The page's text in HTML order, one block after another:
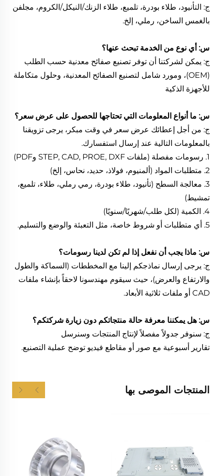
ج: التأنيود، طلاء بودرة، تلميع، طلاء الزنك/النيكل/الكروم، مجلفن
بالغمس الساخن، رملي، إلخ.
س: أي نوع من الخدمة تبحث عنها؟
ج: يمكن لشركتنا أن توفر تصنيع صفائح معدنية حسب الطلب
(OEM)، ومورد شامل لتصنيع الصفائح المعدنية، وحلول متكاملة
للأجهزة الذكية
س: ما أنواع المعلومات التي تحتاجها للحصول على عرض سعر؟
ج: من أجل إعطائك عرض سعر في وقت مبكر، يرجى تزويقنا
بالمعلومات التالية عند إرسال استفسارك.
1. رسومات مفصلة (ملفات STEP, CAD, PROE, DXF وPDF)
2. متطلبات المواد (ألمنيوم، فولاذ، حديد، نحاس، إلخ)
3. معالجة السطح (تأنيود، طلاء بودرة، رمي رملي، طلاء، تلميع،
تمشيط)
4. الكمية (لكل طلب/شهريًا/سنويًا)
5. أي متطلبات أو شروط خاصة، مثل التعبئة والوضع والتسليم.
س: ماذا يجب أن نفعل إذا لم تكن لدينا رسومات؟
ج: يرجى إرسال نماذجكم إلينا مع المخططات (السماكة والطول
والارتفاع والعرض)، حيث سيقوم مهندسونا لاحقاً بإنشاء ملفات
CAD أو ملفات ثلاثية الأبعاد.
س: هل يمكننا معرفة حالة منتجاتكم دون زيارة شركتكم؟
ج: سنوفر جدولاً مفصلاً لإنتاج المنتجات وسنرسل
تقارير أسبوعية مع صور أو مقاطع فيديو توضح عملية التصنيع.
المنتجات الموصى بها